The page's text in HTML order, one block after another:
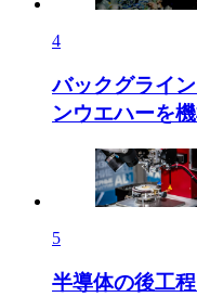
4
バックグライ
ンウエハーを
5
半導体の後工